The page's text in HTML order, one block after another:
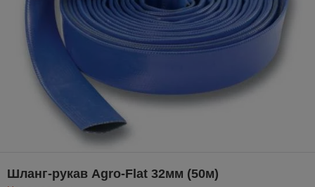
Шланг-рукав Agro-Flat 32мм (50м)